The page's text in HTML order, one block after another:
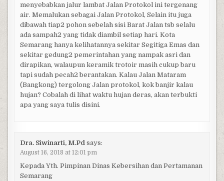
menyebabkan jalur lambat Jalan Protokol ini tergenang
air. Memalukan sebagai Jalan Protokol, Selain itu juga
dibawah tiap2 pohon sebelah sisi Barat Jalan tsb selalu
ada sampah2 yang tidak diambil setiap hari. Kota
Semarang hanya kelihatannya sekitar Segitiga Emas dan
sekitar gedung2 pemerintahan yang nampak asri dan
dirapikan, walaupun keramik trotoir masih cukup baru
tapi sudah pecah2 berantakan. Kalau Jalan Mataram
(Bangkong) tergolong Jalan protokol, kok banjir kalau
hujan? Cobalah di lihat waktu hujan deras, akan terbukti
apa yang saya tulis disini.
Dra. Siwinarti, M.Pd says:
August 16, 2018 at 12:01 pm
Kepada Yth. Pimpinan Dinas Kebersihan dan Pertamanan
Semarang